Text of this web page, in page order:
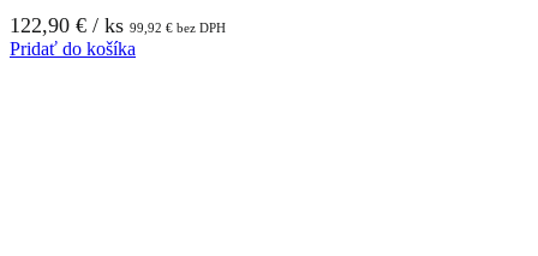
122,90 € / ks 99,92 € bez DPH
Pridať do košíka